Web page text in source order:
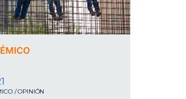
/ OPINIÓN